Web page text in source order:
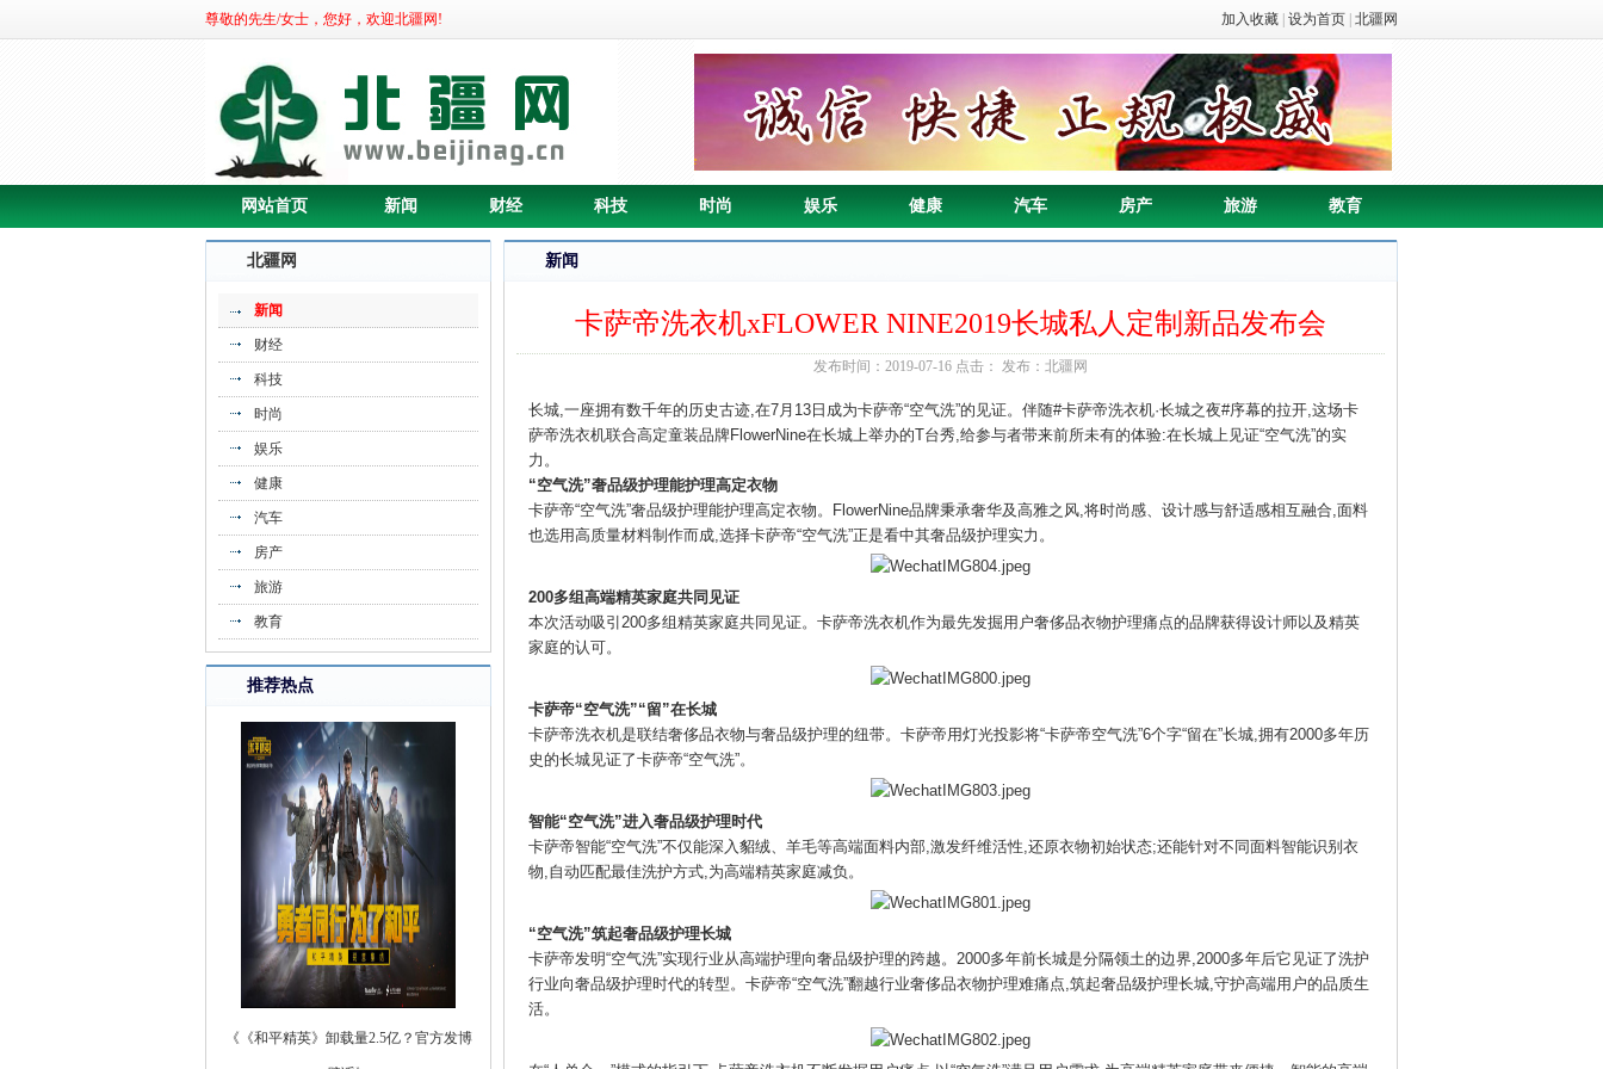
加入收藏 设为首页 北疆网
尊敬的先生/女士，您好，欢迎北疆网!
网站首页 新闻 财经 科技 时尚 娱乐 健康 汽车 房产 旅游 教育
北疆网
新闻
财经
科技
时尚
娱乐
健康
汽车
房产
旅游
教育
推荐热点
《鹰驾科技助力吉利新能源商用车新一
新闻
卡萨帝洗衣机xFLOWER NINE2019长城私人定制新品发布会
发布时间：2019-07-16 点击： 发布：北疆网
长城,一座拥有数千年的历史古迹,在7月13日成为卡萨帝“空气洗”的见证。伴随#卡萨帝洗衣机·长城之夜#序幕的拉开,这场卡
萨帝洗衣机联合高定童装品牌FlowerNine在长城上举办的T台秀,给参与者带来前所未有的体验:在长城上见证“空气洗”的实
力。
“空气洗”奢品级护理能护理高定衣物
卡萨帝“空气洗”奢品级护理能护理高定衣物。FlowerNine品牌秉承奢华及高雅之风,将时尚感、设计感与舒适感相互融合,面料
也选用高质量材料制作而成,选择卡萨帝“空气洗”正是看中其奢品级护理实力。
200多组高端精英家庭共同见证
本次活动吸引200多组精英家庭共同见证。卡萨帝洗衣机作为最先发掘用户奢侈品衣物护理痛点的品牌获得设计师以及精英
家庭的认可。
卡萨帝“空气洗”“留”在长城
卡萨帝洗衣机是联结奢侈品衣物与奢品级护理的纽带。卡萨帝用灯光投影将“卡萨帝空气洗”6个字“留在”长城,拥有2000多年历
史的长城见证了卡萨帝“空气洗”。
智能“空气洗”进入奢品级护理时代
卡萨帝智能“空气洗”不仅能深入貂绒、羊毛等高端面料内部,激发纤维活性,还原衣物初始状态;还能针对不同面料智能识别衣
物,自动匹配最佳洗护方式,为高端精英家庭减负。
“空气洗”筑起奢品级护理长城
卡萨帝发明“空气洗”实现行业从高端护理向奢品级护理的跨越。2000多年前长城是分隔领土的边界,2000多年后它见证了洗护
行业向奢品级护理时代的转型。卡萨帝“空气洗”翻越行业奢侈品衣物护理难痛点,筑起奢品级护理长城,守护高端用户的品质生
活。